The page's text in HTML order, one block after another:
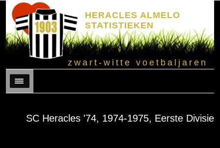
HERACLES ALMELO
STATISTIEKEN
zwart-witte voetbaljaren
Menu
SC Heracles '74, 1974-1975, Eerste Divisie